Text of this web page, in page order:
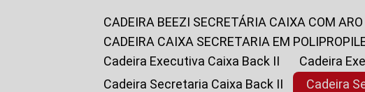
CADEIRA BEEZI SECRETÁRIA CAIXA COM
CADEIRA CAIXA SECRETARIA EM
Cadeira Executiva Caixa Back II
Cadeira
Cadeira Secretaria Caixa Back II
Cadeira